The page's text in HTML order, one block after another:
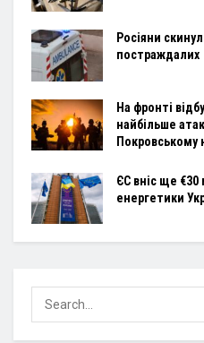
Росіяни
постраждалих
На фронті
найбільше
Покровському
ЄС вніс ще
енергетики